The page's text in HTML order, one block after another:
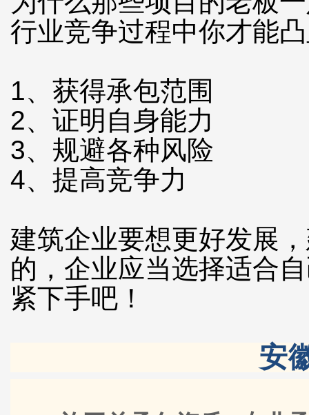
行业竞争过程中你才能
1、获得承包范围
2、证明自身能力
3、规避各种风险
4、提高竞争力
建筑企业要想更好发展
的，企业应当选择适合
紧下手吧！
安